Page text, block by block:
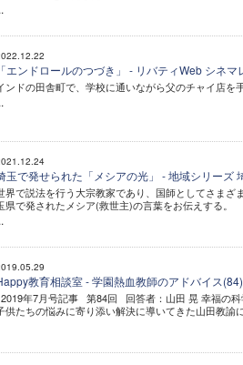
「エンドロールのつづき」 - リバティWeb シネマ
ンドの田舎町で、学校に通いながら父のチャイ店を
玉で発せられた「メシアの光」 - 地域シリーズ
界で説法を行う大宗教家であり、国師としてさま
県で発されたメシア(救世主)の言葉をお伝えする。
教育相談室 - 学園熱血教師のアドバイス
2019年7月号記事 第84回 回答者：山田 晃 幸福の
供たちの悩みに寄り添い解決に導いてきた山田教